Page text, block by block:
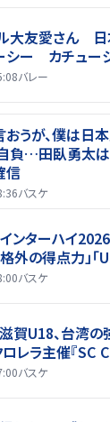
大友愛さん 日
シー カチュー
バレー
おうが、僕は日
負…田臥勇太
信
バスケ
インターハイ
外の得点力」「
バスケ
賀U18、台湾の
レラ主催『SC
バスケ